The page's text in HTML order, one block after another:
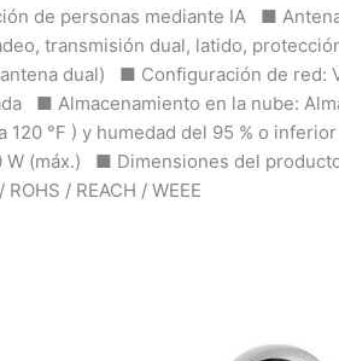
de personas mediante IA ■
transmisión dual, latido,
antena dual) ■ Configuración de
■ Almacenamiento en la nube:
120 °F ) y humedad del 95 % o
(máx.) ■ Dimensiones del
/ REACH / WEEE